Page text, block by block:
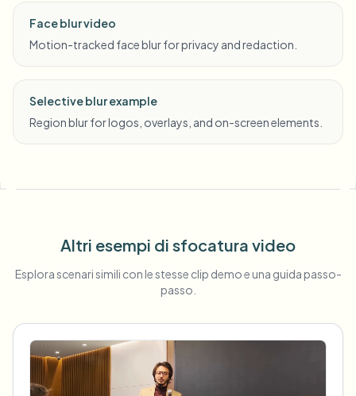
Face blur video
Motion-tracked face blur for privacy and redaction.
Selective blur example
Region blur for logos, overlays, and on-screen elements.
Altri esempi di sfocatura video
Esplora scenari simili con le stesse clip demo e una guida passo-
passo.